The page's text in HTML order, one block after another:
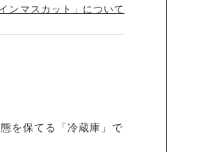
ンマスカット」について
を保てる「冷蔵庫」で